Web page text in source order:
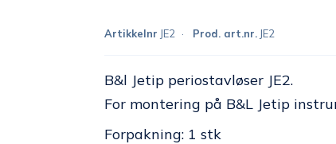
Artikkelnr JE2 Prod. art.nr. JE2
B&l Jetip periostavløser JE2.
For montering på B&L Jetip
Forpakning: 1 stk